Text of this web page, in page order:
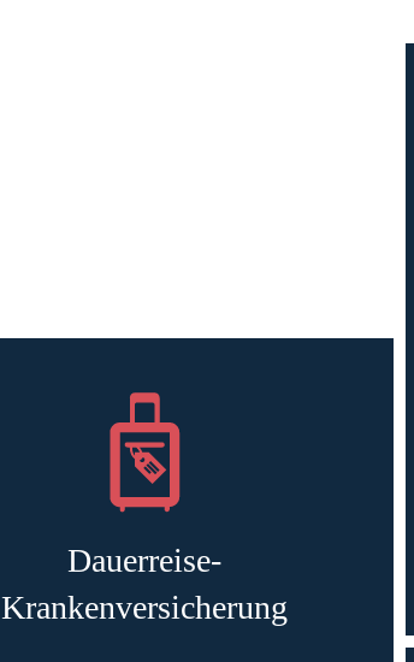
Dauerreise-
Krankenversicherung